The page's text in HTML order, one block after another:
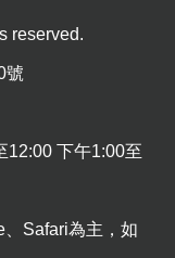
reserved.
號
12:00 下午1:00至
Safari為主，如